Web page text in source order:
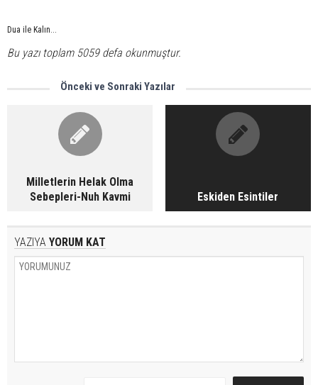
Dua ile Kalın...
Bu yazı toplam 5059 defa okunmuştur.
Önceki ve Sonraki Yazılar
Milletlerin Helak Olma
Sebepleri-Nuh Kavmi
Eskiden Esintiler
YAZIYA YORUM KAT